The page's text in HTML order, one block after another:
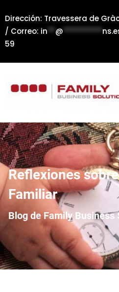
al
contenido
Dirección: Travessera de
/ Correo: in**@**********
59
Reflexiones
Familiar
Blog de Family Business